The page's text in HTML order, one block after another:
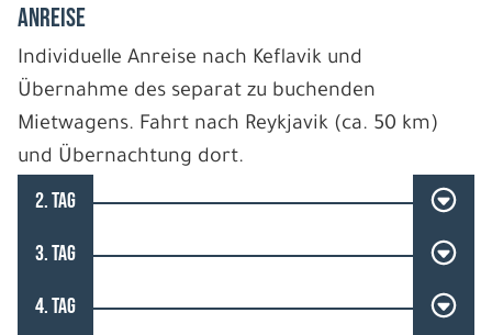
ANREISE
Individuelle Anreise nach Keflavik und
Übernahme des separat zu buchenden
Mietwagens. Fahrt nach Reykjavik (ca. 50 km)
und Übernachtung dort.
2. TAG
3. TAG
4. TAG